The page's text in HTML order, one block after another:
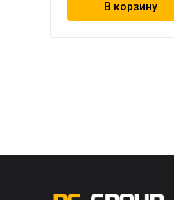
В корзину